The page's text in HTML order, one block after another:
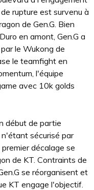
rupture est survenu à
de Gen.G. Bien
en amont, Gen.G a
le Wukong de
le teamfight en
l'équipe
avec 10k golds
début de partie
sécurisé par
décalage se
de KT. Contraints de
se réorganisent et
KT engage l'objectif.